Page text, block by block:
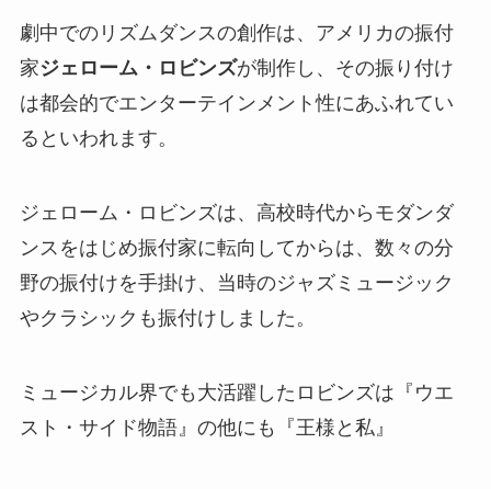
劇中でのリズムダンスの創作は、アメリカの振付
家ジェローム・ロビンズが制作し、その振り付け
は都会的でエンターテインメント性にあふれてい
るといわれます。
ジェローム・ロビンズは、高校時代からモダンダ
ンスをはじめ振付家に転向してからは、数々の分
野の振付けを手掛け、当時のジャズミュージック
やクラシックも振付けしました。
ミュージカル界でも大活躍したロビンズは『ウエ
スト・サイド物語』の他にも『王様と私』